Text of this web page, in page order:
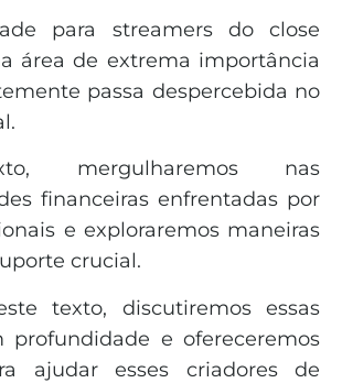
para streamers do close
área de extrema importância
passa despercebida no
mergulharemos nas
financeiras enfrentadas por
e exploraremos maneiras
crucial.
texto, discutiremos essas
profundidade e ofereceremos
ajudar esses criadores de